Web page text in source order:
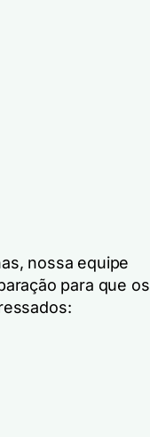
nossa equipe
para que os